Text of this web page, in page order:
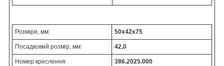
Розміри, мм: 50х42х75
Посадковий розмір, мм: 42,0
Номер креслення: 386.2025.000